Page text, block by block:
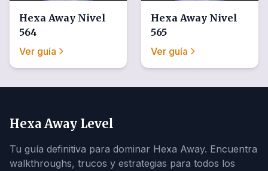
Hexa Away Nivel
564
Ver guía
Hexa Away Nivel
565
Ver guía
Hexa Away Level
Tu guía definitiva para dominar Hexa Away. Encuentra
walkthroughs, trucos y estrategias para todos los